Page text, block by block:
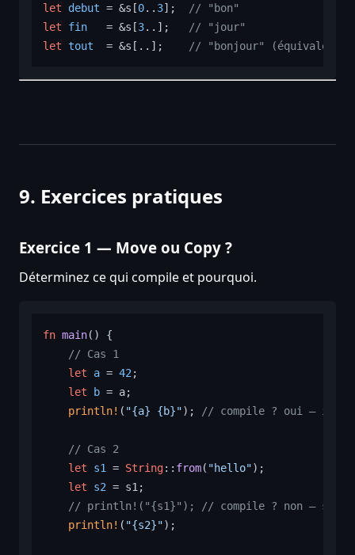
let debut = &s[0.. 3];
// "bon"
let
fin
   = &s[
3..];
// "jour"
let tout
  = &s[..];
// "bonjour" (équivalent à
9. Exercices pratiques
Exercice 1 — Move ou Copy ?
Déterminez ce qui compile et pourquoi.
fn main() {
// Cas 1
let
a = 42 ;
let
b = a;
println! ( "{a} {b}"); // compile ? oui — i32
// Cas 2
let
s1 = String:: from( "hello");
let
s2 = s1;
// println!("{s1}"); // compile ? non — s1 a
println! ( "{s2}");